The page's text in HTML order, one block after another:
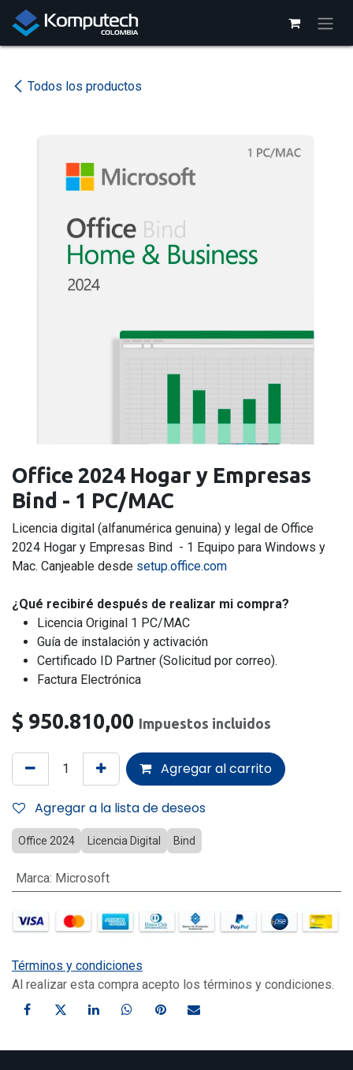
Ir al contenido
Todos los productos
Office 2024 Hogar y Empresas
Bind - 1 PC/MAC
Licencia digital (alfanumérica genuina) y legal de Office
2024 Hogar y Empresas Bind - 1 Equipo para Windows y
Mac. Canjeable desde setup.office.com
¿Qué recibiré después de realizar mi compra?
Licencia Original 1 PC/MAC
Guía de instalación y activación
Certificado ID Partner (Solicitud por correo).
Factura Electrónica
$ 950.810,00 Impuestos incluidos
Agregar al carrito
Agregar a la lista de deseos
Office 2024 Licencia Digital Bind
Marca: Microsoft
Términos y condiciones
Al realizar esta compra acepto los términos y condiciones.